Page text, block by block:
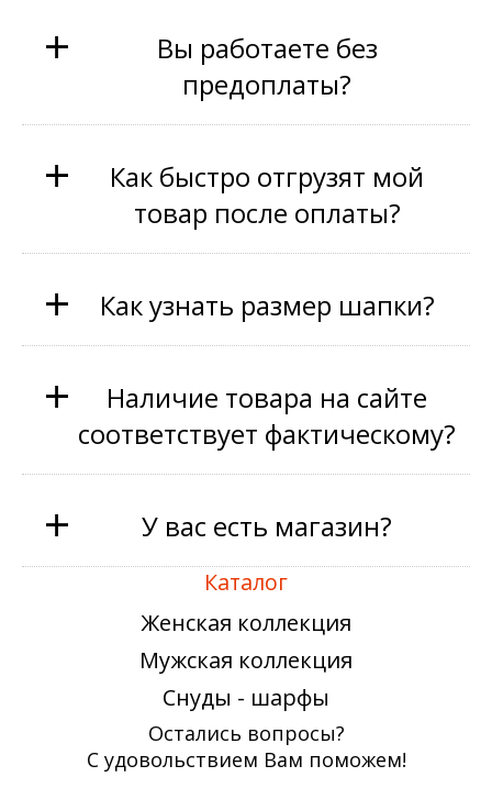
Каталог
Женская коллекция
Мужская коллекция
Снуды - шарфы
+
Вы работаете без
предоплаты?
+
Как быстро отгрузят мой
товар после оплаты?
+ Как узнать размер шапки?
+
Наличие товара на сайте
соответствует фактическому?
+ У вас есть магазин?
Остались вопросы?
С удовольствием Вам поможем!